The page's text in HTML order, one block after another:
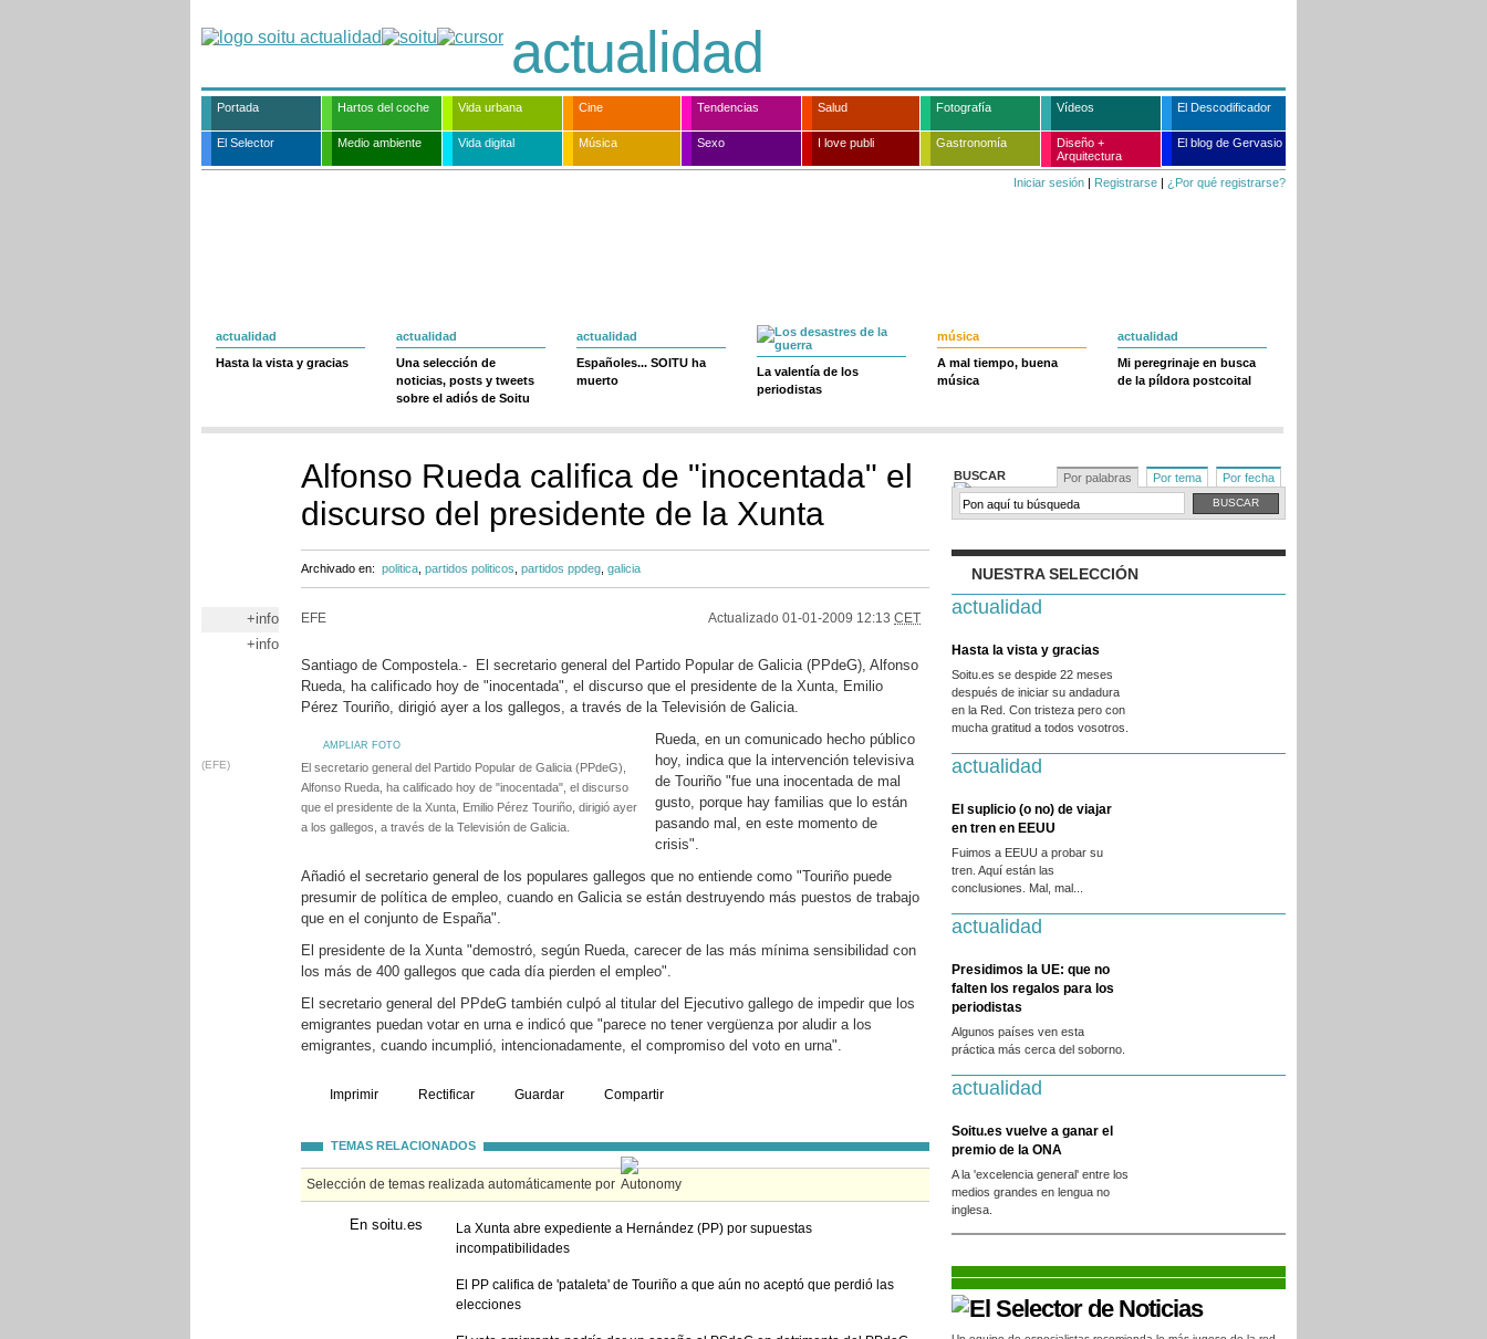
actualidad
Portada Hartos del coche Vida urbana Cine Tendencias Salud Fotografía Vídeos El Descodificador
El Selector Medio ambiente Vida digital Música Sexo I love publi Gastronomía
Diseño +
Arquitectura
El blog de Gervasio
Iniciar sesión | Registrarse | ¿Por qué registrarse?
actualidad
Hasta la vista y gracias
actualidad
Una selección de
noticias, posts y tweets
sobre el adiós de Soitu
actualidad
Españoles... SOITU ha
muerto
La valentía de los
periodistas
música
A mal tiempo, buena
música
actualidad
Mi peregrinaje en busca
de la píldora postcoital
Alfonso Rueda califica de "inocentada" el
discurso del presidente de la Xunta
Archivado en: politica partidos politicos partidos ppdeg galicia
+info
+info
EFE Actualizado 01-01-2009 12:13 CET
Santiago de Compostela.- El secretario general del Partido Popular de Galicia (PPdeG), Alfonso
Rueda, ha calificado hoy de "inocentada", el discurso que el presidente de la Xunta, Emilio
Pérez Touriño, dirigió ayer a los gallegos, a través de la Televisión de Galicia.
AMPLIAR FOTO
(EFE)
El secretario general del Partido Popular de Galicia (PPdeG),
Alfonso Rueda, ha calificado hoy de "inocentada", el discurso
que el presidente de la Xunta, Emilio Pérez Touriño, dirigió ayer
a los gallegos, a través de la Televisión de Galicia.
Rueda, en un comunicado hecho público
hoy, indica que la intervención televisiva
de Touriño "fue una inocentada de mal
gusto, porque hay familias que lo están
pasando mal, en este momento de
crisis".
Añadió el secretario general de los populares gallegos que no entiende como "Touriño puede
presumir de política de empleo, cuando en Galicia se están destruyendo más puestos de trabajo
que en el conjunto de España".
El presidente de la Xunta "demostró, según Rueda, carecer de las más mínima sensibilidad con
los más de 400 gallegos que cada día pierden el empleo".
El secretario general del PPdeG también culpó al titular del Ejecutivo gallego de impedir que los
emigrantes puedan votar en urna e indicó que "parece no tener vergüenza por aludir a los
emigrantes, cuando incumplió, intencionadamente, el compromiso del voto en urna".
Imprimir Rectificar Guardar Compartir
TEMAS RELACIONADOS
Selección de temas realizada automáticamente por
En soitu.es
La Xunta abre expediente a Hernández (PP) por supuestas
incompatibilidades
El PP califica de 'pataleta' de Touriño a que aún no aceptó que perdió las
elecciones
BUSCAR Por palabras Por tema Por fecha
NUESTRA SELECCIÓN
actualidad
Hasta la vista y gracias
Soitu.es se despide 22 meses
después de iniciar su andadura
en la Red. Con tristeza pero con
mucha gratitud a todos vosotros.
actualidad
El suplicio (o no) de viajar
en tren en EEUU
Fuimos a EEUU a probar su
tren. Aquí están las
conclusiones. Mal, mal...
actualidad
Presidimos la UE: que no
falten los regalos para los
periodistas
Algunos países ven esta
práctica más cerca del soborno.
actualidad
Soitu.es vuelve a ganar el
premio de la ONA
A la 'excelencia general' entre los
medios grandes en lengua no
inglesa.